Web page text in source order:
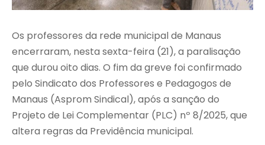
Os professores da rede municipal de Manaus
encerraram, nesta sexta-feira (21), a paralisação
que durou oito dias. O fim da greve foi confirmado
pelo Sindicato dos Professores e Pedagogos de
Manaus (Asprom Sindical), após a sanção do
Projeto de Lei Complementar (PLC) nº 8/2025, que
altera regras da Previdência municipal.